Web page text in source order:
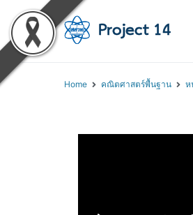
Home คณิตศาสตร์พื้นฐาน ห